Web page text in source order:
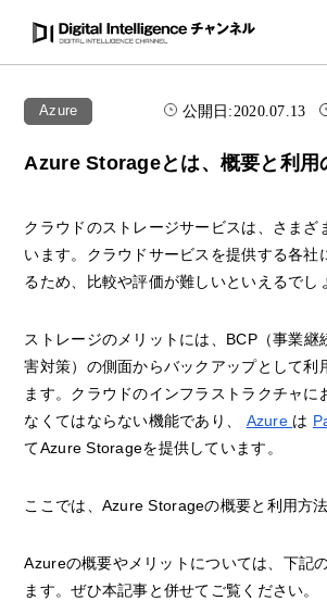
Azure 公開日:2020.07.13
Azure Storageとは、概要と利用
クラウドのストレージサービスは、さまざ
います。クラウドサービスを提供する各社
るため、比較や評価が難しいといえるでし
ストレージのメリットには、BCP（事業継
害対策）の側面からバックアップとして利
ます。クラウドのインフラストラクチャに
なくてはならない機能であり、 Azure は
てAzure Storageを提供しています。
ここでは、Azure Storageの概要と利用方法
Azureの概要やメリットについては、下記
ます。ぜひ本記事と併せてご覧ください。